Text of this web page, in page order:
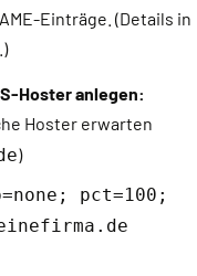
Einträge. (Details in
Hoster anlegen:
Hoster erwarten
)
pct=100;